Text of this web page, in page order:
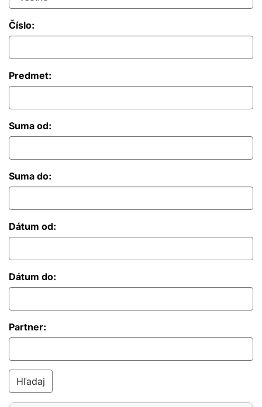
Číslo:
Predmet:
Suma od:
Suma do:
Dátum od:
Dátum do:
Partner: